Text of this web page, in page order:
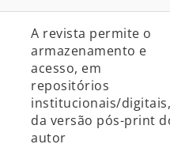
A revista permite o
armazenamento e
acesso, em
repositórios
institucionais/digitais,
da versão pós-print
autor